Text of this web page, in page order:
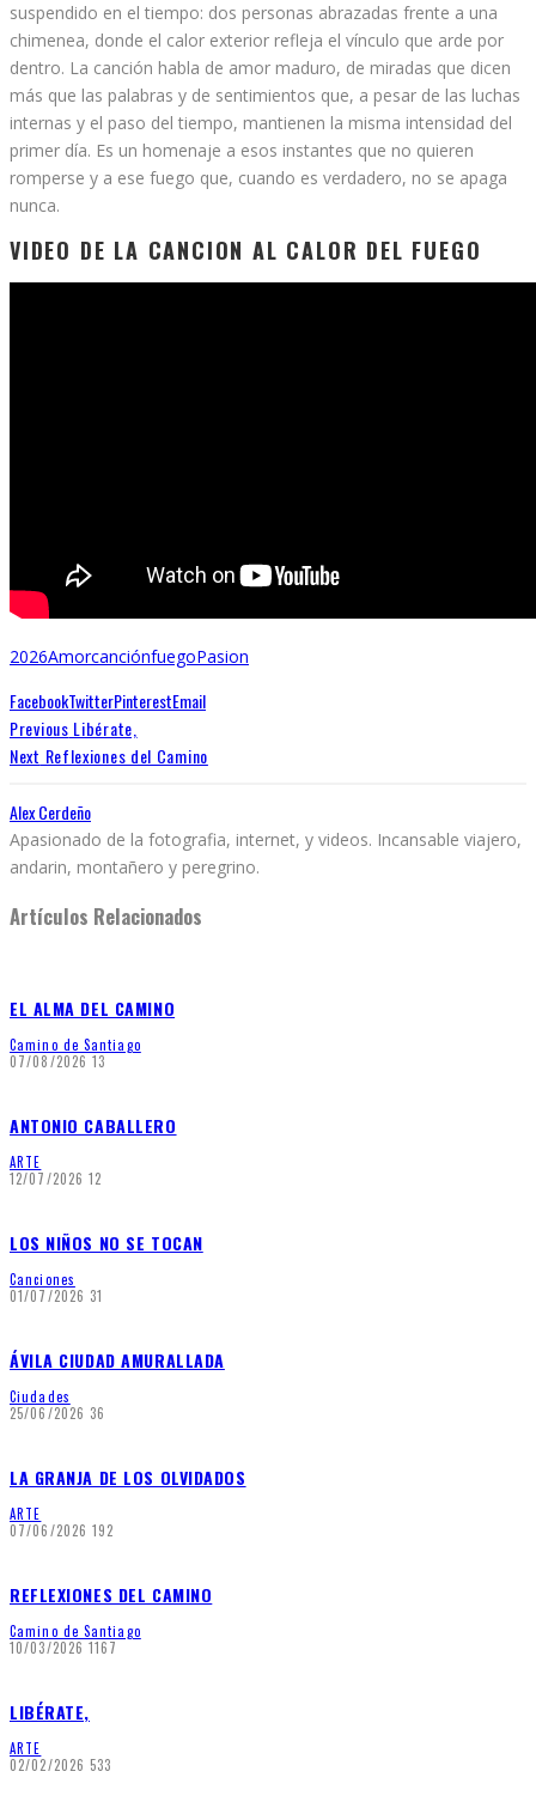
suspendido en el tiempo: dos personas abrazadas frente a una
chimenea, donde el calor exterior refleja el vínculo que arde por
dentro. La canción habla de amor maduro, de miradas que dicen
más que las palabras y de sentimientos que, a pesar de las luchas
internas y el paso del tiempo, mantienen la misma intensidad del
primer día. Es un homenaje a esos instantes que no quieren
romperse y a ese fuego que, cuando es verdadero, no se apaga
nunca.
VIDEO DE LA CANCION AL CALOR DEL FUEGO
2026AmorcanciónfuegoPasion
FacebookTwitterPinterestEmail
Previous Libérate,
Next Reflexiones del Camino
Alex Cerdeño
Apasionado de la fotografia, internet, y videos. Incansable viajero,
andarin, montañero y peregrino.
Artículos Relacionados
EL ALMA DEL CAMINO
Camino de Santiago
07/08/2026 13
ANTONIO CABALLERO
ARTE
12/07/2026 12
LOS NIÑOS NO SE TOCAN
Canciones
01/07/2026 31
ÁVILA CIUDAD AMURALLADA
Ciudades
25/06/2026 36
LA GRANJA DE LOS OLVIDADOS
ARTE
07/06/2026 192
REFLEXIONES DEL CAMINO
Camino de Santiago
10/03/2026 1167
LIBÉRATE,
ARTE
02/02/2026 533